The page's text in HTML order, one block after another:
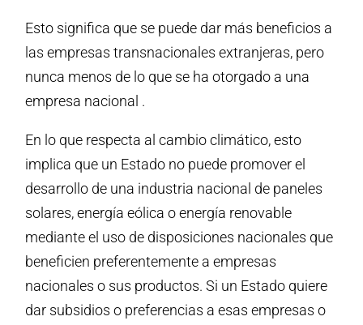
Esto significa que se puede dar más beneficios a
las empresas transnacionales extranjeras, pero
nunca menos de lo que se ha otorgado a una
empresa nacional .
En lo que respecta al cambio climático, esto
implica que un Estado no puede promover el
desarrollo de una industria nacional de paneles
solares, energía eólica o energía renovable
mediante el uso de disposiciones nacionales que
beneficien preferentemente a empresas
nacionales o sus productos. Si un Estado quiere
dar subsidios o preferencias a esas empresas o